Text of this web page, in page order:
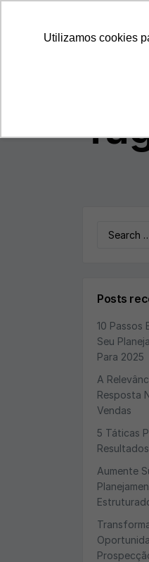
Utilizamos cookies
Search
Posts
10 Passos
Seu
Para 2025
A
Resposta
Vendas
5 Táticas
Aumente